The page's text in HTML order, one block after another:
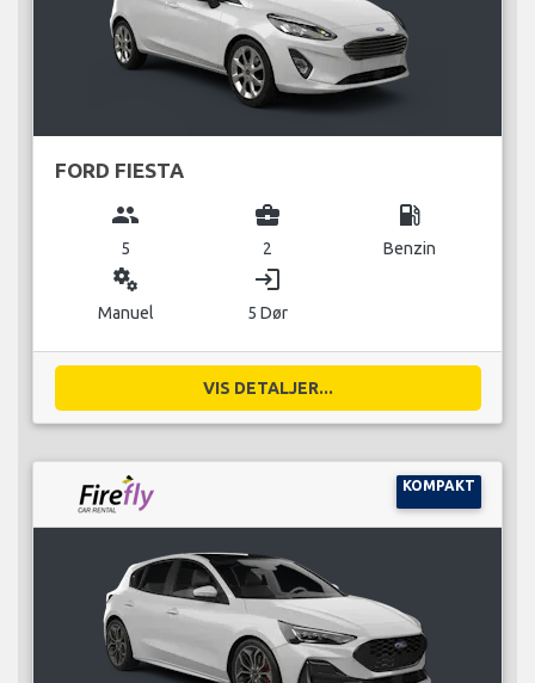
FORD FIESTA
group
5
business_center
2
local_gas_station
Benzin
miscellaneous_services
Manuel
login
5 Dør
VIS DETALJER...
KOMPAKT